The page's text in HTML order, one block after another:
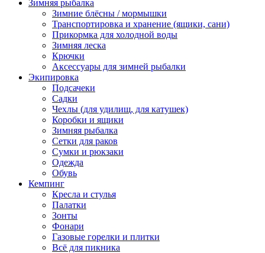
Зимняя рыбалка
Зимние блёсны / мормышки
Транспортировка и хранение (ящики, сани)
Прикормка для холодной воды
Зимняя леска
Крючки
Аксессуары для зимней рыбалки
Экипировка
Подсачеки
Садки
Чехлы (для удилищ, для катушек)
Коробки и ящики
Зимняя рыбалка
Сетки для раков
Сумки и рюкзаки
Одежда
Обувь
Кемпинг
Кресла и стулья
Палатки
Зонты
Фонари
Газовые горелки и плитки
Всё для пикника